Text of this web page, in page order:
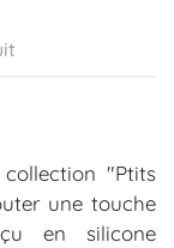
"Ptits
une touche
en silicone